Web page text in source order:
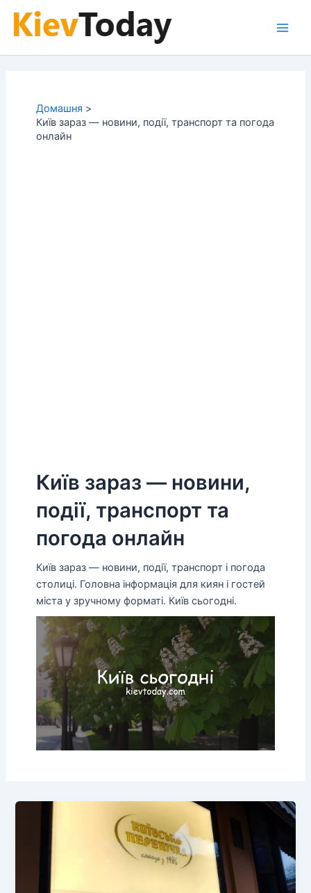
Домашня
Київ зараз — новини, події, транспорт та погода
онлайн
Київ зараз — новини,
події, транспорт та
погода онлайн
Київ зараз — новини, події, транспорт і погода
столиці. Головна інформація для киян і гостей
міста у зручному форматі. Київ сьогодні.